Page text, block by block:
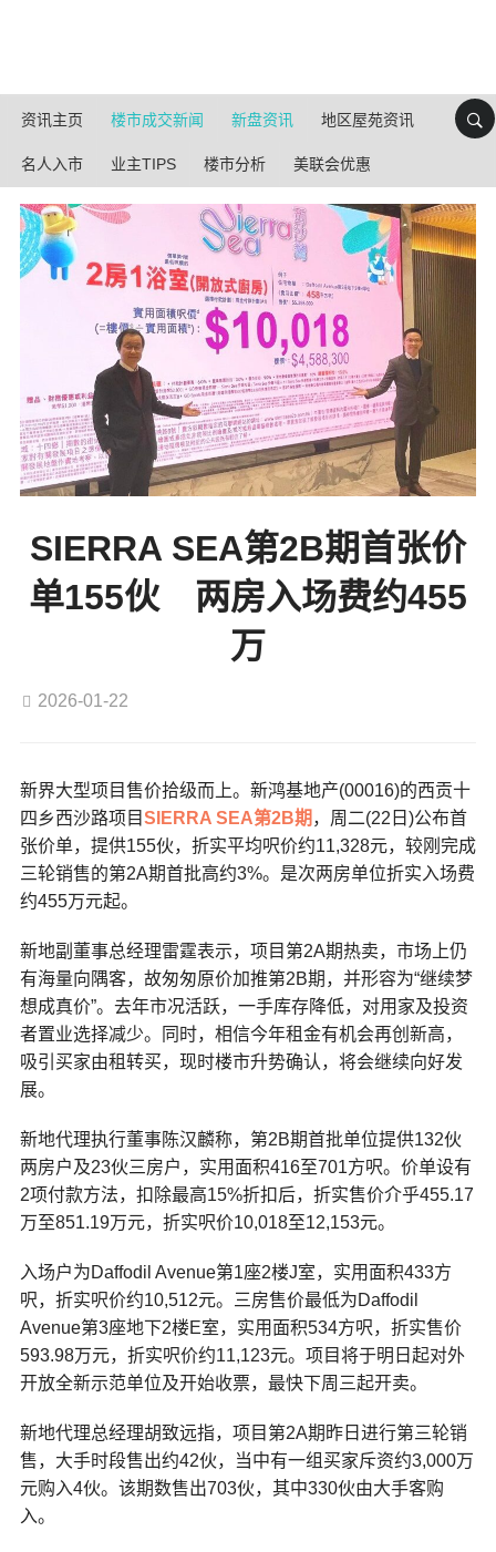
资讯主页 楼市成交新闻 新盘资讯 地区屋苑资讯
名人入市 业主TIPS 楼市分析 美联会优惠
SIERRA SEA第2B期首张价
单155伙 两房入场费约455
万
2026-01-22
新界大型项目售价拾级而上。新鸿基地产(00016)的西贡十
四乡西沙路项目SIERRA SEA第2B期 ，周二(22日)公布首
张价单，提供155伙，折实平均呎价约11,328元，较刚完成
三轮销售的第2A期首批高约3%。是次两房单位折实入场费
约455万元起。
新地副董事总经理雷霆表示，项目第2A期热卖，市场上仍
有海量向隅客，故匆匆原价加推第2B期，并形容为“继续梦
想成真价”。去年市况活跃，一手库存降低，对用家及投资
者置业选择减少。同时，相信今年租金有机会再创新高，
吸引买家由租转买，现时楼市升势确认，将会继续向好发
展。
新地代理执行董事陈汉麟称，第2B期首批单位提供132伙
两房户及23伙三房户，实用面积416至701方呎。价单设有
2项付款方法，扣除最高15%折扣后，折实售价介乎455.17
万至851.19万元，折实呎价10,018至12,153元。
入场户为Daffodil Avenue第1座2楼J室，实用面积433方
呎，折实呎价约10,512元。三房售价最低为Daffodil
Avenue第3座地下2楼E室，实用面积534方呎，折实售价
593.98万元，折实呎价约11,123元。项目将于明日起对外
开放全新示范单位及开始收票，最快下周三起开卖。
新地代理总经理胡致远指，项目第2A期昨日进行第三轮销
售，大手时段售出约42伙，当中有一组买家斥资约3,000万
元购入4伙。该期数售出703伙，其中330伙由大手客购
入。